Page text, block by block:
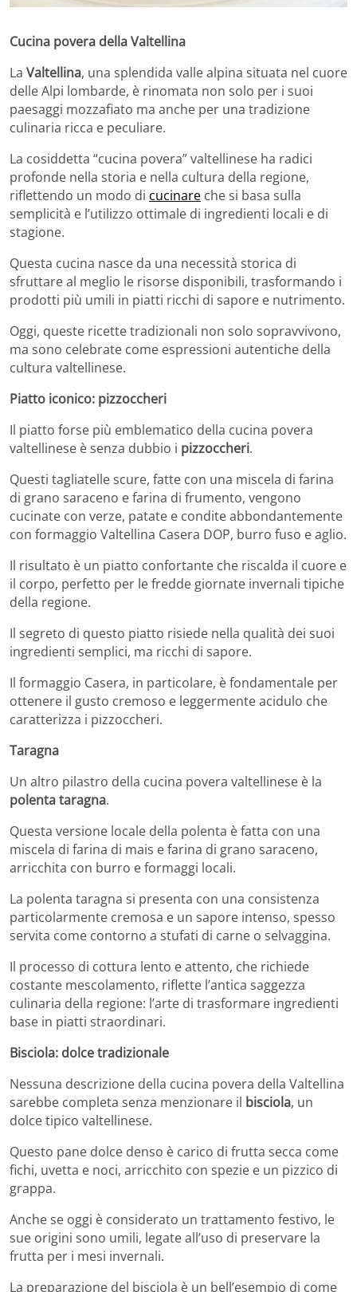
Cucina povera della Valtellina
La Valtellina, una splendida valle alpina situata nel cuore
delle Alpi lombarde, è rinomata non solo per i suoi
paesaggi mozzafiato ma anche per una tradizione
culinaria ricca e peculiare.
La cosiddetta “cucina povera” valtellinese ha radici
profonde nella storia e nella cultura della regione,
riflettendo un modo di cucinare che si basa sulla
semplicità e l’utilizzo ottimale di ingredienti locali e di
stagione.
Questa cucina nasce da una necessità storica di
sfruttare al meglio le risorse disponibili, trasformando i
prodotti più umili in piatti ricchi di sapore e nutrimento.
Oggi, queste ricette tradizionali non solo sopravvivono,
ma sono celebrate come espressioni autentiche della
cultura valtellinese.
Piatto iconico: pizzoccheri
Il piatto forse più emblematico della cucina povera
valtellinese è senza dubbio i pizzoccheri.
Questi tagliatelle scure, fatte con una miscela di farina
di grano saraceno e farina di frumento, vengono
cucinate con verze, patate e condite abbondantemente
con formaggio Valtellina Casera DOP, burro fuso e aglio.
Il risultato è un piatto confortante che riscalda il cuore e
il corpo, perfetto per le fredde giornate invernali tipiche
della regione.
Il segreto di questo piatto risiede nella qualità dei suoi
ingredienti semplici, ma ricchi di sapore.
Il formaggio Casera, in particolare, è fondamentale per
ottenere il gusto cremoso e leggermente acidulo che
caratterizza i pizzoccheri.
Taragna
Un altro pilastro della cucina povera valtellinese è la
polenta taragna.
Questa versione locale della polenta è fatta con una
miscela di farina di mais e farina di grano saraceno,
arricchita con burro e formaggi locali.
La polenta taragna si presenta con una consistenza
particolarmente cremosa e un sapore intenso, spesso
servita come contorno a stufati di carne o selvaggina.
Il processo di cottura lento e attento, che richiede
costante mescolamento, riflette l’antica saggezza
culinaria della regione: l’arte di trasformare ingredienti
base in piatti straordinari.
Bisciola: dolce tradizionale
Nessuna descrizione della cucina povera della Valtellina
sarebbe completa senza menzionare il bisciola, un
dolce tipico valtellinese.
Questo pane dolce denso è carico di frutta secca come
fichi, uvetta e noci, arricchito con spezie e un pizzico di
grappa.
Anche se oggi è considerato un trattamento festivo, le
sue origini sono umili, legate all’uso di preservare la
frutta per i mesi invernali.
La preparazione del bisciola è un bell’esempio di come